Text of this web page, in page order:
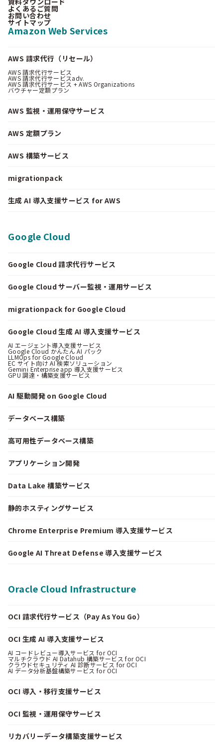
よくあるご質問
お問い合わせ
サイトマップ
Amazon Web Services
AWS 請求代行（リセール）
AWS 請求代行サービス
AWS 請求代行サービスadv.
AWS 請求代行サービス + AWS Organizations
バウチャー定額プラン
AWS 監視・運用保守サービス
AWS 定額プラン
AWS 構築サービス
migrationpack
生成 AI 導入支援サービス for AWS
Google Cloud
Google Cloud 請求代行サービス
Google Cloud サーバー監視・運用サービス
migrationpack for Google Cloud
Google Cloud 生成 AI 導入支援サービス
AI エージェント導入支援サービス
Google Cloud かんたん AI パック
LLMOps for Google Cloud
EC サイト向け AI 検索ソリューション
Gemini Enterprise app 導入支援サービス
GPU 調達・構築支援サービス
AI 駆動開発 on Google Cloud
データベース構築
高可用性データベース構築
アプリケーション開発
Data Lake 構築サービス
静的ホスティングサービス
Chrome Enterprise Premium 導入支援サービス
Google AI Threat Defense 導入支援サービス
Oracle Cloud Infrastructure
OCI 請求代行サービス（Pay As You Go）
OCI 生成 AI 導入支援サービス
AI コードレビュー導入サービス for OCI
マルチクラウド AI Datahub 構築サービス for OCI
クラウドセキュリティ AI 診断サービス for OCI
AI データ分析基盤構築サービス for OCI
OCI 導入・移行支援サービス
OCI 監視・運用保守サービス
リカバリーデータ構築支援サービス